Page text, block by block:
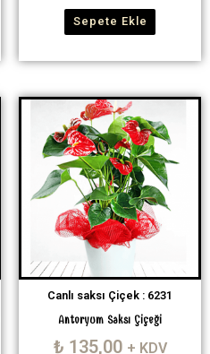
Sepete Ekle
Canlı saksı Çiçek : 6231
Antoryum Saksı Çiçeği
₺ 135,00 + KDV